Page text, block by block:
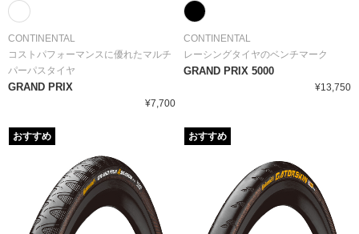
CONTINENTAL
コストパフォーマンスに優れたマルチ
パーパスタイヤ
GRAND PRIX
¥7,700
CONTINENTAL
レーシングタイヤのベンチマーク
GRAND PRIX 5000
¥13,750
おすすめ おすすめ